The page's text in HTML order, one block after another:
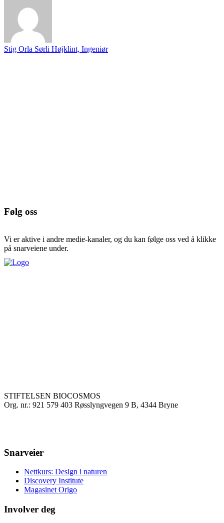
Stig Orla Sørli Højklint, Ingeniør
Følg oss
Vi er aktive i andre medie-kanaler, og du kan følge oss ved å klikke
på snarveiene under.
STIFTELSEN BIOCOSMOS
Org. nr.: 921 579 403 Røsslyngvegen 9 B, 4344 Bryne
Snarveier
Nettkurs: Design i naturen
Discovery Institute
Magasinet Origo
Involver deg